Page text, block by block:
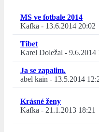
MS ve fotbale 2014
Kafka - 13.6.2014 20:02
Tibet
Karel Doležal - 9.6.2014
Ja se zapalim.
abel kain - 13.5.2014
Krásné ženy
Kafka - 21.1.2013 18:21